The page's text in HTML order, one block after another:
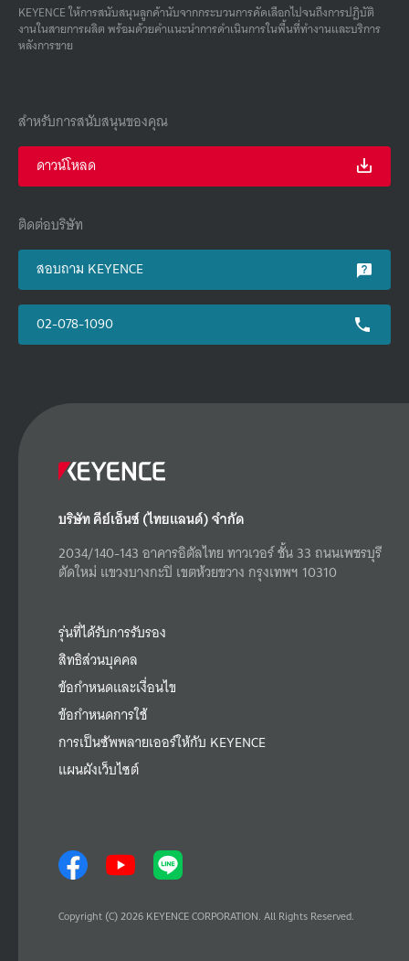
KEYENCE ให้การสนับสนุนลูกค้านับจากกระบวนการคัดเลือกไปจนถึงการปฏิบัติ
งานในสายการผลิต พร้อมด้วยคําแนะนําการดําเนินการในพื้นที่ทํางานและบริการ
หลังการขาย
สำหรับการสนับสนุนของคุณ
ดาวน์โหลด
ติดต่อบริษัท
สอบถาม KEYENCE
02-078-1090
บริษัท คีย์เอ็นซ์ (ไทยแลนด์) จำกัด
2034/140-143 อาคารอิตัลไทย ทาวเวอร์ ชั้น 33 ถนนเพชรบุรี
ตัดใหม่ แขวงบางกะปิ เขตห้วยขวาง กรุงเทพฯ 10310
รุ่นที่ได้รับการรับรอง
สิทธิส่วนบุคคล
ข้อกำหนดและเงื่อนไข
ข้อกำหนดการใช้
การเป็นซัพพลายเออร์ให้กับ KEYENCE
แผนผังเว็บไซต์
Copyright (C) 2026 KEYENCE CORPORATION. All Rights Reserved.